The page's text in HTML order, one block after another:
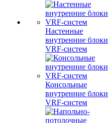
Настенные
внутренние блоки
VRF-систем
Консольные
внутренние блоки
VRF-систем